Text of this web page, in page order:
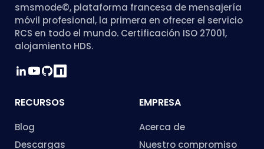
smsmode©, plataforma francesa de mensajería
móvil profesional, la primera en ofrecer el servicio
RCS en todo el mundo. Certificación ISO 27001,
alojamiento HDS.
RECURSOS
Blog
Descargas
EMPRESA
Acerca de
Nuestro compromiso